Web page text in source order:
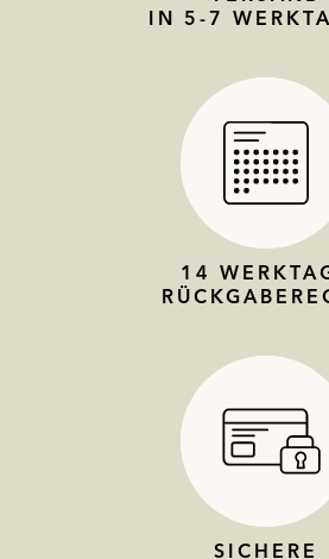
IN 5-7
14
SICHERE